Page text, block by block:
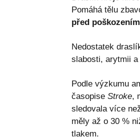
Pomáhá tělu
před poškozením
Nedostatek
slabosti, arytmii
Podle výzkumu
časopise Stroke,
sledovala více
měly až o 30 %
tlakem.